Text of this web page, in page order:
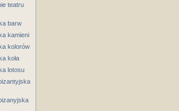
teatru
barw
kamieni
kolorów
koła
lotosu